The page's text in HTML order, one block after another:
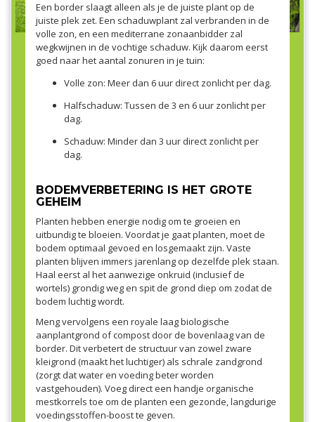
Een border slaagt alleen als je de juiste plant op de
juiste plek zet. Een schaduwplant zal verbranden in de
volle zon, en een mediterrane zonaanbidder zal
wegkwijnen in de vochtige schaduw. Kijk daarom eerst
goed naar het aantal zonuren in je tuin:
Volle zon: Meer dan 6 uur direct zonlicht per dag.
Halfschaduw: Tussen de 3 en 6 uur zonlicht per
dag.
Schaduw: Minder dan 3 uur direct zonlicht per
dag.
BODEMVERBETERING IS HET GROTE
GEHEIM
Planten hebben energie nodig om te groeien en
uitbundig te bloeien. Voordat je gaat planten, moet de
bodem optimaal gevoed en losgemaakt zijn. Vaste
planten blijven immers jarenlang op dezelfde plek staan.
Haal eerst al het aanwezige onkruid (inclusief de
wortels) grondig weg en spit de grond diep om zodat de
bodem luchtig wordt.
Meng vervolgens een royale laag biologische
aanplantgrond of compost door de bovenlaag van de
border. Dit verbetert de structuur van zowel zware
kleigrond (maakt het luchtiger) als schrale zandgrond
(zorgt dat water en voeding beter worden
vastgehouden). Voeg direct een handje organische
mestkorrels toe om de planten een gezonde, langdurige
voedingsstoffen-boost te geven.